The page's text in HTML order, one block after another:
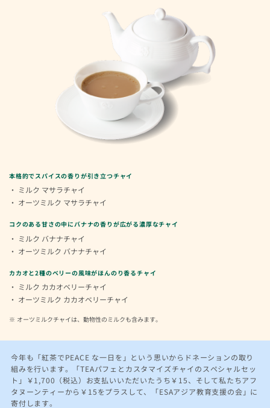
本格的でスパイスの香りが引き立つチャイ
ミルク マサラチャイ
オーツミルク マサラチャイ
コクのある甘さの中にバナナの香りが広がる濃厚なチャイ
ミルク バナナチャイ
オーツミルク バナナチャイ
カカオと2種のベリーの風味がほんのり香るチャイ
ミルク カカオベリーチャイ
オーツミルク カカオベリーチャイ
オーツミルクチャイは、動物性のミルクも含みます。
今年も「紅茶でPEACE な一日を」という思いからドネーションの取り
組みを行います。「TEAパフェとカスタマイズチャイのスペシャルセッ
ト」￥1,700（税込）お支払いいただいたうち￥15、そして私たちアフ
タヌーンティーから￥15をプラスして、「ESAアジア教育支援の会」に
寄付します。